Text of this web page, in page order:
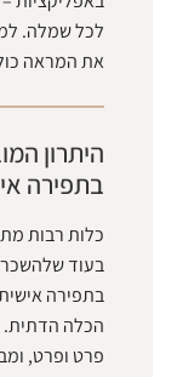
לכל שמלה.
את המראה
היתרון
בתפירה
כלות רבות
בעוד
בתפירה
הכלה
פרט ופרט,